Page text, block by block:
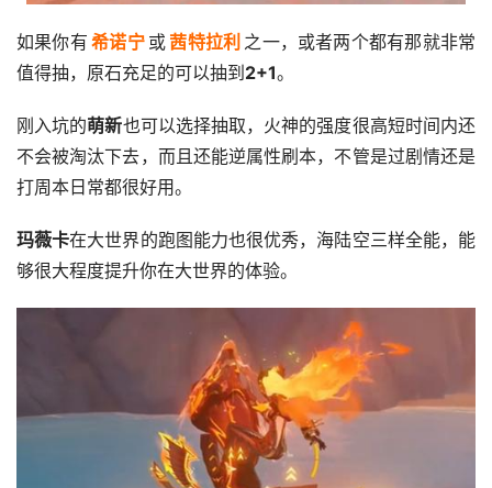
如果你有 希诺宁 或 茜特拉利 之一，或者两个都有那就非常
值得抽，原石充足的可以抽到 2+1。
刚入坑的萌新也可以选择抽取，火神的强度很高短时间内还
不会被淘汰下去，而且还能逆属性刷本，不管是过剧情还是
打周本日常都很好用。
玛薇卡在大世界的跑图能力也很优秀，海陆空三样全能，能
够很大程度提升你在大世界的体验。